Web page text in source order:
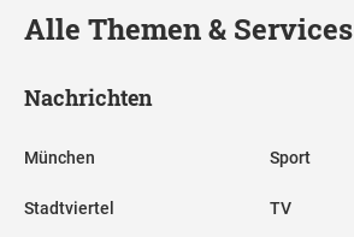
Alle Themen & Services
Nachrichten
München
Stadtviertel
Sport
TV